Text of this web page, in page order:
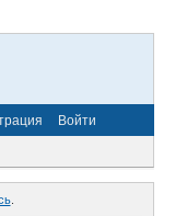
Войти
.